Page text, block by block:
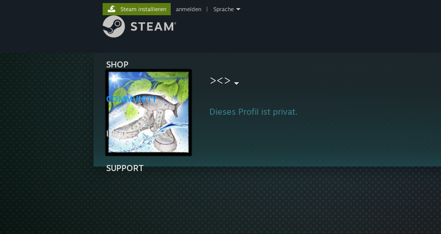
SHOP
COMMUNITY
INFO
SUPPORT
Steam installieren anmelden Sprache
><>
Dieses Profil ist privat.